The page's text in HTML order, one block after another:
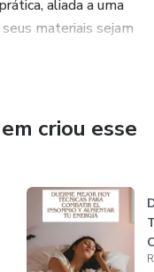
aliada a uma
materiais sejam
atualizando,
para
conteúdos
objetivo é ajudar
melhores
criou esse